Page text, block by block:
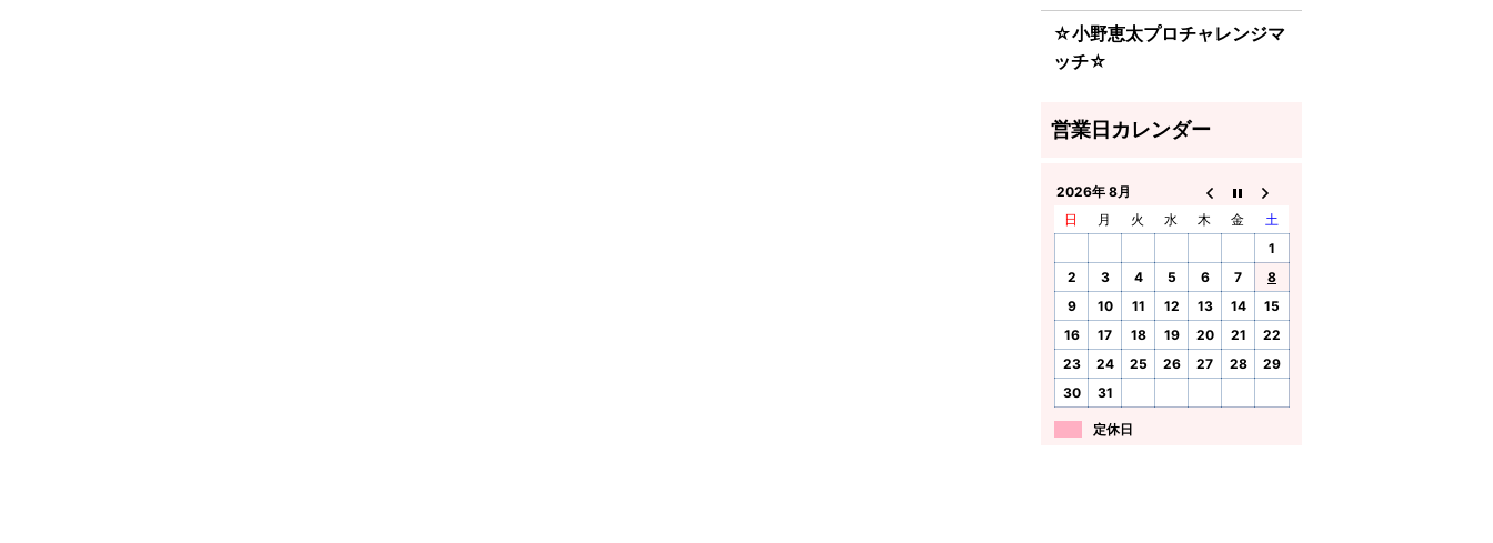
☆小野恵太プロチャレンジマ
ッチ☆
2026年 8月
日
月 火 水 木 金
土
1
2
3 4 5 6 7
8
9
10 11 12 13 14
15
16
17 18 19 20 21
22
23
24 25 26 27 28
29
30
31
定休日